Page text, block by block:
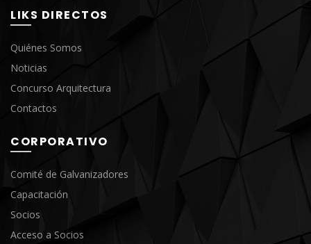
LIKS DIRECTOS
Quiénes Somos
Noticias
Concurso Arquitectura
Contactos
CORPORATIVO
Comité de Galvanizadores
Capacitación
Socios
Acceso a Socios